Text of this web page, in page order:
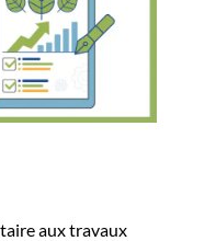
aux travaux